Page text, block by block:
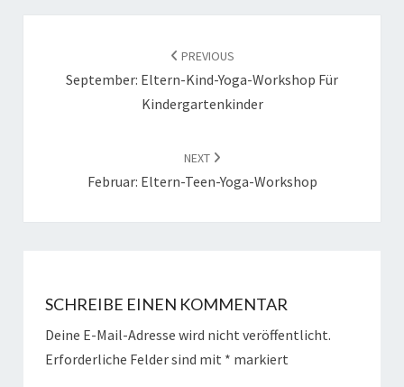
PREVIOUS
September: Eltern-Kind-Yoga-Workshop Für
Kindergartenkinder
NEXT
Februar: Eltern-Teen-Yoga-Workshop
SCHREIBE EINEN KOMMENTAR
Deine E-Mail-Adresse wird nicht veröffentlicht.
Erforderliche Felder sind mit * markiert